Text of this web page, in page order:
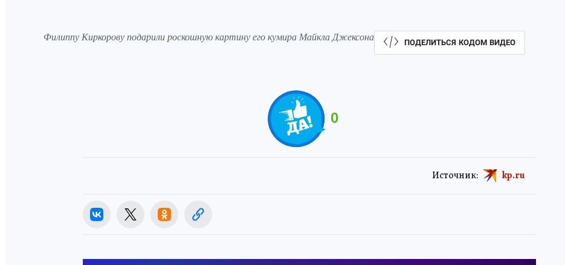
Филиппу Киркорову подарили роскошную картину его кумира Майкла Джексона ПОДЕЛИТЬСЯ КОДОМ ВИДЕО
0
Источник: kp.ru